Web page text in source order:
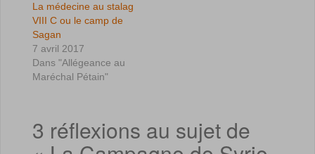
La médecine au stalag
VIII C ou le camp de
Sagan
7 avril 2017
Dans "Allégeance au
Maréchal Pétain"
3 réflexions au sujet de